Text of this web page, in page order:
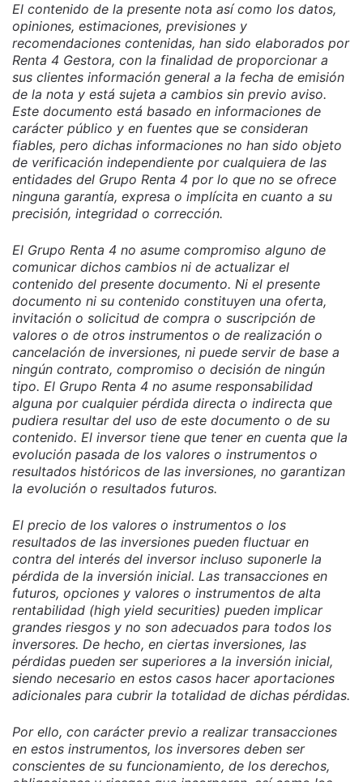
El contenido de la presente nota así como los datos,
opiniones, estimaciones, previsiones y
recomendaciones contenidas, han sido elaborados por
Renta 4 Gestora, con la finalidad de proporcionar a
sus clientes información general a la fecha de emisión
de la nota y está sujeta a cambios sin previo aviso.
Este documento está basado en informaciones de
carácter público y en fuentes que se consideran
fiables, pero dichas informaciones no han sido objeto
de verificación independiente por cualquiera de las
entidades del Grupo Renta 4 por lo que no se ofrece
ninguna garantía, expresa o implícita en cuanto a su
precisión, integridad o corrección.
El Grupo Renta 4 no asume compromiso alguno de
comunicar dichos cambios ni de actualizar el
contenido del presente documento. Ni el presente
documento ni su contenido constituyen una oferta,
invitación o solicitud de compra o suscripción de
valores o de otros instrumentos o de realización o
cancelación de inversiones, ni puede servir de base a
ningún contrato, compromiso o decisión de ningún
tipo. El Grupo Renta 4 no asume responsabilidad
alguna por cualquier pérdida directa o indirecta que
pudiera resultar del uso de este documento o de su
contenido. El inversor tiene que tener en cuenta que la
evolución pasada de los valores o instrumentos o
resultados históricos de las inversiones, no garantizan
la evolución o resultados futuros.
El precio de los valores o instrumentos o los
resultados de las inversiones pueden fluctuar en
contra del interés del inversor incluso suponerle la
pérdida de la inversión inicial. Las transacciones en
futuros, opciones y valores o instrumentos de alta
rentabilidad (high yield securities) pueden implicar
grandes riesgos y no son adecuados para todos los
inversores. De hecho, en ciertas inversiones, las
pérdidas pueden ser superiores a la inversión inicial,
siendo necesario en estos casos hacer aportaciones
adicionales para cubrir la totalidad de dichas pérdidas.
Por ello, con carácter previo a realizar transacciones
en estos instrumentos, los inversores deben ser
conscientes de su funcionamiento, de los derechos,